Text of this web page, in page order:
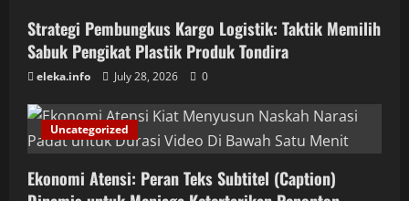
Strategi Pembungkus Kargo Logistik: Taktik Memilih
Sabuk Pengikat Plastik Produk Tondira
eleka.info July 28, 2026 0
Uncategorized
Ekonomi Atensi: Peran Teks Subtitel (Caption)